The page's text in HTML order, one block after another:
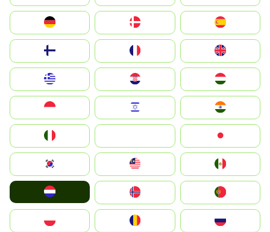
Deutschland
United Kingdom
Magyarország
South Korea